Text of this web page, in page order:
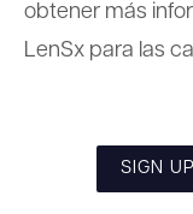
obtener más
LenSx para las
SIGN